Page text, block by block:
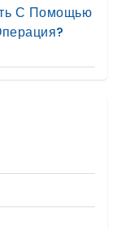
С Помощью